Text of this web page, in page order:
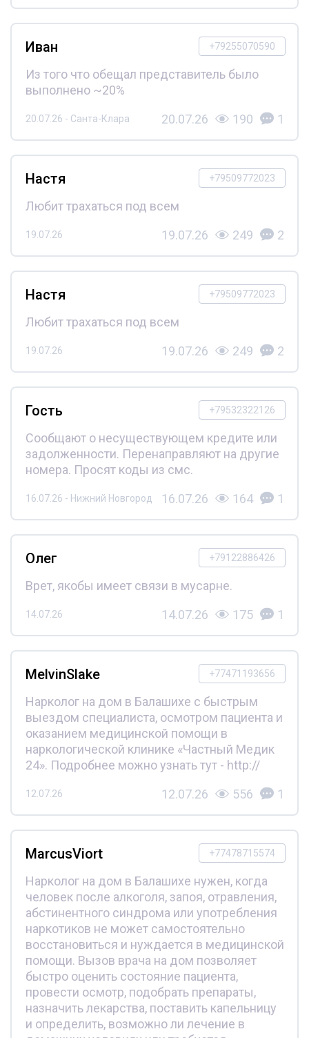
+79255070590
Иван
Из того что обещал представитель было
выполнено ~20%
20.07.26 - Санта-Клара 20.07.26 190 1
+79509772023
Настя
Любит трахаться под всем
19.07.26 19.07.26 249 2
+79509772023
Настя
Любит трахаться под всем
19.07.26 19.07.26 249 2
+79532322126
Гость
Сообщают о несуществующем кредите или
задолженности. Перенаправляют на другие
номера. Просят коды из смс.
16.07.26 - Нижний Новгород 16.07.26 164 1
+79122886426
Олег
Врет, якобы имеет связи в мусарне.
14.07.26 14.07.26 175 1
+77471193656
MelvinSlake
Нарколог на дом в Балашихе с быстрым
выездом специалиста, осмотром пациента и
оказанием медицинской помощи в
наркологической клинике «Частный Медик
24». Подробнее можно узнать тут - http://
12.07.26 12.07.26 556 1
+77478715574
MarcusViort
Нарколог на дом в Балашихе нужен, когда
человек после алкоголя, запоя, отравления,
абстинентного синдрома или употребления
наркотиков не может самостоятельно
восстановиться и нуждается в медицинской
помощи. Вызов врача на дом позволяет
быстро оценить состояние пациента,
провести осмотр, подобрать препараты,
назначить лекарства, поставить капельницу
и определить, возможно ли лечение в